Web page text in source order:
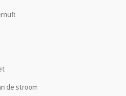
de stroom